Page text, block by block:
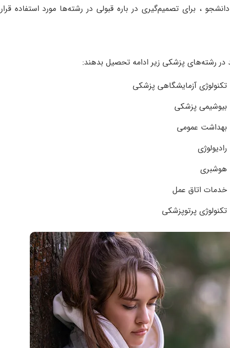
، برای تصمیم‌گیری در باره قبولی در رشته‌ها مورد استفاده قرار
در رشته‌های پزشکی زیر ادامه تحصیل بدهند:
تکنولوژی آزمایشگاهی پزشکی
بیوشیمی پزشکی
بهداشت عمومی
رادیولوژی
هوشبری
خدمات اتاق عمل
تکنولوژی پرتوپزشکی